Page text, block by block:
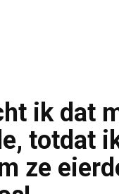
ik dat
totdat
ze